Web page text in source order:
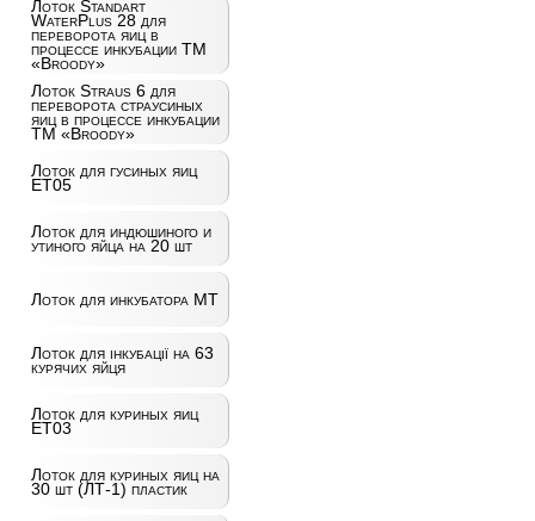
Лоток Standart
WaterPlus 28 для
переворота яиц в
процессе инкубации ТМ
«Broody»
Лоток Straus 6 для
переворота страусиных
яиц в процессе инкубации
ТМ «Broody»
Лоток для гусиных яиц
ET05
Лоток для индюшиного и
утиного яйца на 20 шт
Лоток для инкубатора MT
Лоток для інкубації на 63
курячих яйця
Лоток для куриных яиц
ET03
Лоток для куриных яиц на
30 шт (ЛТ-1) пластик